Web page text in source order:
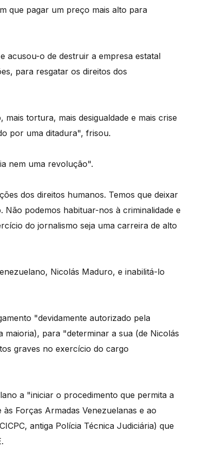
que pagar um preço mais alto para
acusou-o de destruir a empresa estatal
para resgatar os direitos dos
tortura, mais desigualdade e mais crise
por uma ditadura", frisou.
nem uma revolução".
dos direitos humanos. Temos que deixar
podemos habituar-nos à criminalidade e
do jornalismo seja uma carreira de alto
Nicolás Maduro, e inabilitá-lo
"devidamente autorizado pela
para "determinar a sua (de Nicolás
graves no exercício do cargo
a "iniciar o procedimento que permita a
Forças Armadas Venezuelanas e ao
antiga Polícia Técnica Judiciária) que